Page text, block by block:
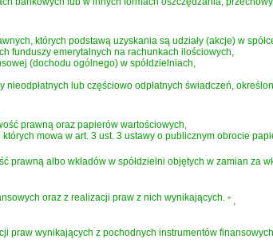
których podstawą uzyskania są udziały (akcje) w
funduszy emerytalnych na rachunkach ilościowych,
(dochodu ogólnego) w spółdzielniach,
lub częściowo odpłatnych świadczeń,
prawną oraz papierów wartościowych,
mowa w art. 3 ust. 3 ustawy o publicznym obrocie
prawną albo wkładów w spółdzielni objętych w zamian za
oraz z realizacji praw z nich wynikających. ”
praw wynikających z pochodnych instrumentów finansowych.